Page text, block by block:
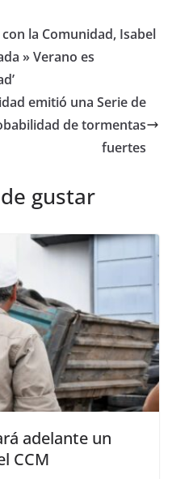
la Comunidad, Isabel
» Verano es
emitió una Serie de
de tormentas
fuertes
gustar
adelante un
CCM